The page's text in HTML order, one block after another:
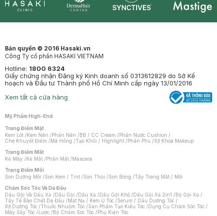
Bản quyền © 2016 Hasaki.vn
Công Ty cổ phần HASAKI VIETNAM
Hotline: 1800 6324
Giấy chứng nhận Đăng ký Kinh doanh số 0313612829 do Sở Kế
hoạch và Đầu tư Thành phố Hồ Chí Minh cấp ngày 13/01/2016
Xem tất cả cửa hàng
Mỹ Phẩm High-End
Trang Điểm Mặt
Kem Lót /Kem Nền /Phấn Nền /BB / CC Cream /Phấn Nước Cushion /
Che Khuyết Điểm /Má Hồng /Tạo Khối / Highlight /Phấn Phủ /Xịt Khoá Makeup
Trang Điểm Mắt
Kẻ Mày /Kẻ Mắt /Phấn Mắt /Mascara
Trang Điểm Môi
Son Dưỡng Môi /Son Kem / Tint /Son Thỏi /Son Bóng /Tẩy Trang Mắt / Môi
Chăm Sóc Tóc Và Da Đầu
Dầu Gội Và Dầu Xả /Dầu Gội /Dầu Xả /Dầu Gội Khô /Dầu Gội Xả 2in1 /Bộ Gội Xả /
Tẩy Tế Bào Chết Da Đầu /Mặt Nạ / Kem Ủ Tóc /Serum / Dầu Dưỡng Tóc /
Xịt Dưỡng Tóc /Thuốc Nhuộm Tóc /Sản Phẩm Tạo Kiểu Tóc /Dụng Cụ Chăm Sóc Tóc /
Máy Sấy Tóc /Lược /Bộ Chăm Sóc Tóc /Phụ Kiện Tóc